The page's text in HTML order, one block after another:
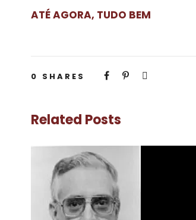
ATÉ AGORA, TUDO BEM
0 SHARES
Related Posts